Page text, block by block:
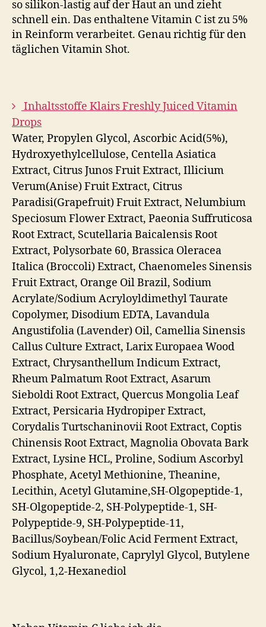
so silikon-lastig auf der Haut an und zieht
schnell ein. Das enthaltene Vitamin C ist zu 5%
in Reinform verarbeitet. Genau richtig für den
täglichen Vitamin Shot.
Inhaltsstoffe Klairs Freshly Juiced Vitamin
Drops
Water, Propylen Glycol, Ascorbic Acid(5%),
Hydroxyethylcellulose, Centella Asiatica
Extract, Citrus Junos Fruit Extract, Illicium
Verum(Anise) Fruit Extract, Citrus
Paradisi(Grapefruit) Fruit Extract, Nelumbium
Speciosum Flower Extract, Paeonia Suffruticosa
Root Extract, Scutellaria Baicalensis Root
Extract, Polysorbate 60, Brassica Oleracea
Italica (Broccoli) Extract, Chaenomeles Sinensis
Fruit Extract, Orange Oil Brazil, Sodium
Acrylate/Sodium Acryloyldimethyl Taurate
Copolymer, Disodium EDTA, Lavandula
Angustifolia (Lavender) Oil, Camellia Sinensis
Callus Culture Extract, Larix Europaea Wood
Extract, Chrysanthellum Indicum Extract,
Rheum Palmatum Root Extract, Asarum
Sieboldi Root Extract, Quercus Mongolia Leaf
Extract, Persicaria Hydropiper Extract,
Corydalis Turtschaninovii Root Extract, Coptis
Chinensis Root Extract, Magnolia Obovata Bark
Extract, Lysine HCL, Proline, Sodium Ascorbyl
Phosphate, Acetyl Methionine, Theanine,
Lecithin, Acetyl Glutamine,SH-Olgopeptide-1,
SH-Olgopeptide-2, SH-Polypeptide-1, SH-
Polypeptide-9, SH-Polypeptide-11,
Bacillus/Soybean/Folic Acid Ferment Extract,
Sodium Hyaluronate, Caprylyl Glycol, Butylene
Glycol, 1,2-Hexanediol